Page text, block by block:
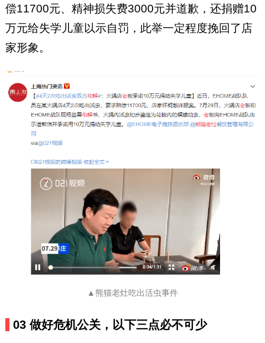
偿11700元、精神损失费3000元并道歉，还捐赠10
万元给失学儿童以示自罚，此举一定程度挽回了店
家形象。
▲熊猫老灶吃出活虫事件
03 做好危机公关，以下三点必不可少